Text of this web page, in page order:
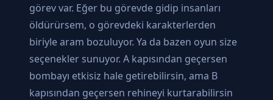
görev var. Eğer bu görevde gidip insanları
öldürürsem, o görevdeki karakterlerden
biriyle aram bozuluyor. Ya da bazen oyun size
seçenekler sunuyor. A kapısından geçersen
bombayı etkisiz hale getirebilirsin, ama B
kapısından geçersen rehineyi kurtarabilirsin